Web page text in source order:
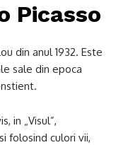
Picasso
din anul 1932. Este
sale din epoca
in „Visul”,
folosind culori vii,